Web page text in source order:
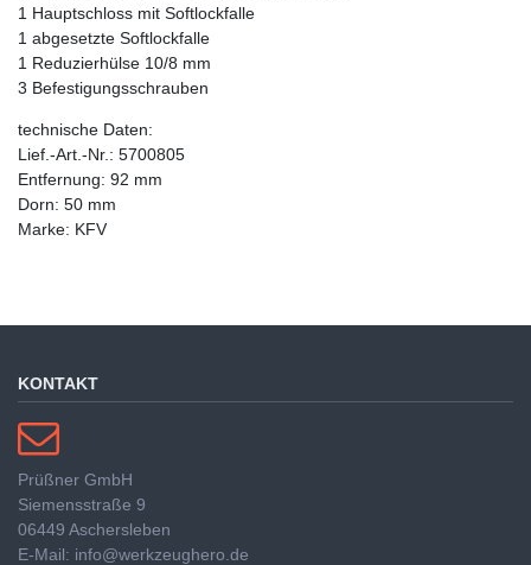
1 Hauptschloss mit Softlockfalle
1 abgesetzte Softlockfalle
1 Reduzierhülse 10/8 mm
3 Befestigungsschrauben
technische Daten:
Lief.-Art.-Nr.: 5700805
Entfernung: 92 mm
Dorn: 50 mm
Marke: KFV
KONTAKT
Prüßner GmbH
Siemensstraße 9
06449 Aschersleben
E-Mail: info@werkzeughero.de